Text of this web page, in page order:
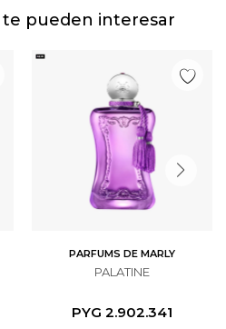
pueden interesar
PARFUMS DE MARLY
PALATINE
PYG 2.902.341